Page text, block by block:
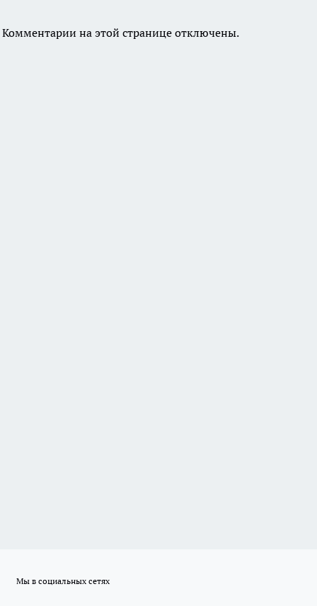
Комментарии на этой странице отключены.
Мы в социальных сетях